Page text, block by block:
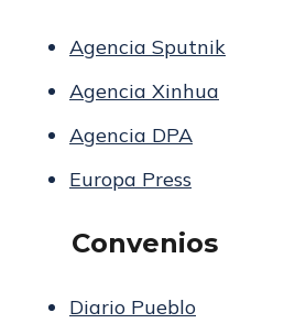
Agencia Sputnik
Agencia Xinhua
Agencia DPA
Europa Press
Convenios
Diario Pueblo